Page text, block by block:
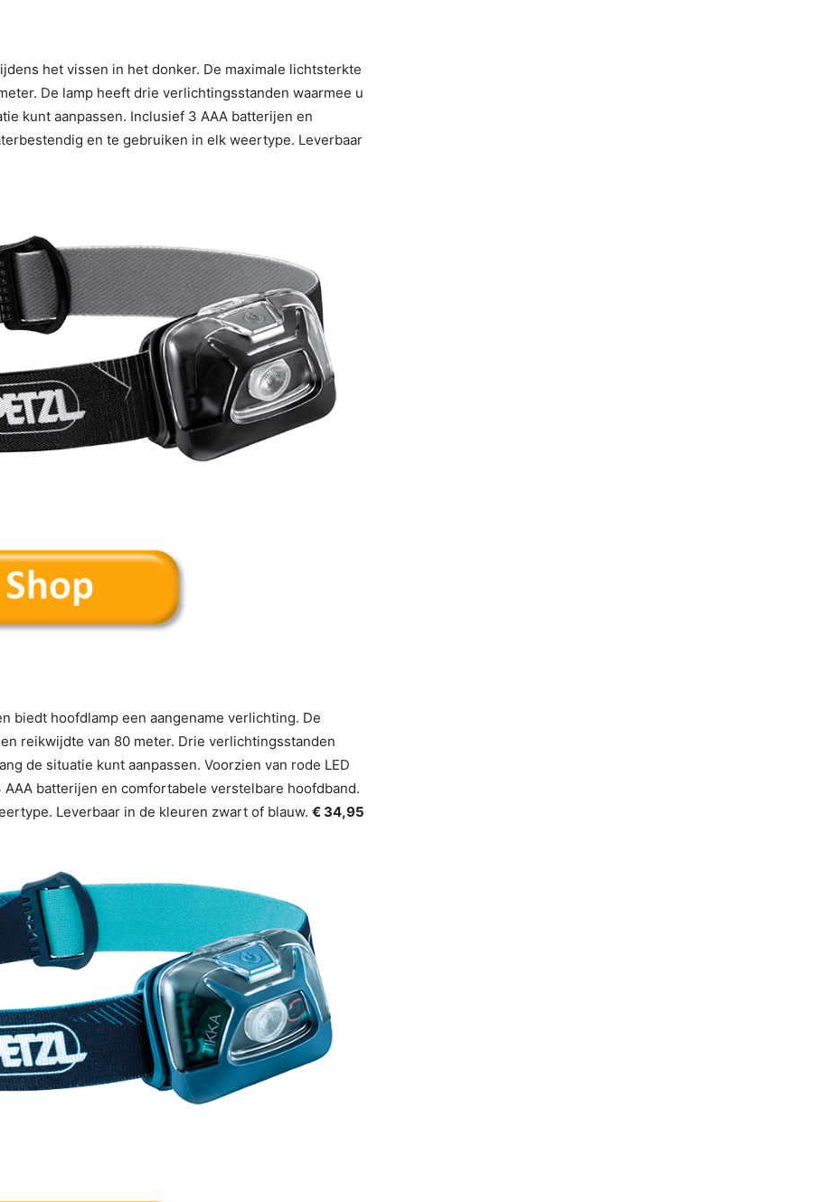
het vissen in het donker. De maximale lichtsterkte
De lamp heeft drie verlichtingsstanden waarmee u
kunt aanpassen. Inclusief 3 AAA batterijen en
en te gebruiken in elk weertype. Leverbaar
biedt hoofdlamp een aangename verlichting. De
reikwijdte van 80 meter. Drie verlichtingsstanden
de situatie kunt aanpassen. Voorzien van rode LED
batterijen en comfortabele verstelbare hoofdband.
Leverbaar in de kleuren zwart of blauw. € 34,95